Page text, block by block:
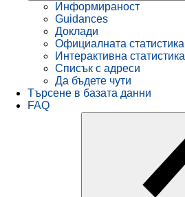
Информираност
Guidances
Доклади
Официалната статистика
Интерактивна статистика
Списък с адреси
Да бъдете чути
Търсене в базата данни
FAQ